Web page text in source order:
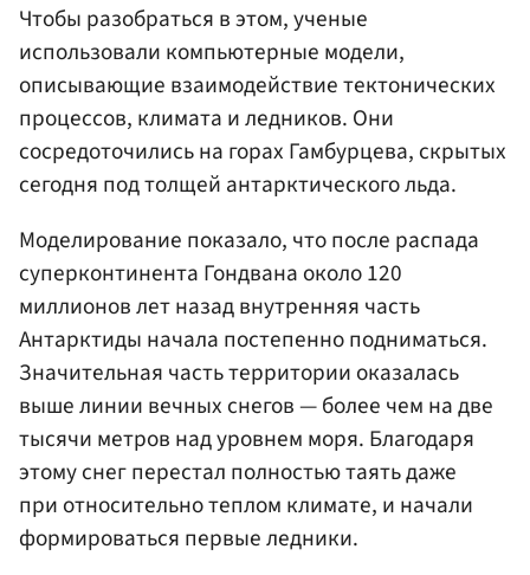
Чтобы разобраться в этом, ученые
использовали компьютерные модели,
описывающие взаимодействие тектонических
процессов, климата и ледников. Они
сосредоточились на горах Гамбурцева, скрытых
сегодня под толщей антарктического льда.
Моделирование показало, что после распада
суперконтинента Гондвана около 120
миллионов лет назад внутренняя часть
Антарктиды начала постепенно подниматься.
Значительная часть территории оказалась
выше линии вечных снегов — более чем на две
тысячи метров над уровнем моря. Благодаря
этому снег перестал полностью таять даже
при относительно теплом климате, и начали
формироваться первые ледники.